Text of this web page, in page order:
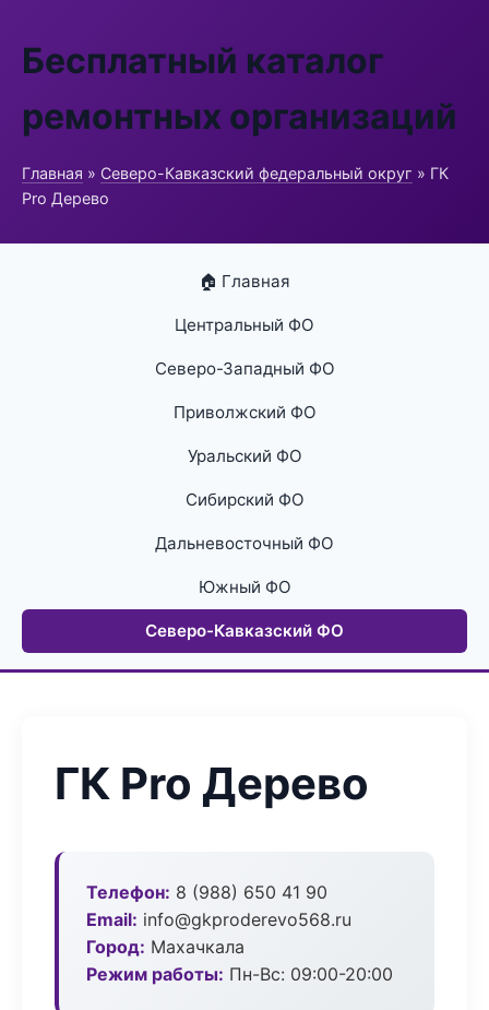
Бесплатный каталог
ремонтных организаций
Главная » Северо-Кавказский федеральный округ » ГК
Pro Дерево
🏠 Главная
Центральный ФО
Северо-Западный ФО
Приволжский ФО
Уральский ФО
Сибирский ФО
Дальневосточный ФО
Южный ФО
Северо-Кавказский ФО
ГК Pro Дерево
Телефон: 8 (988) 650 41 90
Email: info@gkproderevo568.ru
Город: Махачкала
Режим работы: Пн-Вс: 09:00-20:00